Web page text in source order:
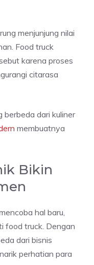
menjunjung nilai
Food truck
karena proses
citarasa
berbeda dari kuliner
membuatnya
Bikin
hal baru,
food truck. Dengan
dari bisnis
perhatian para